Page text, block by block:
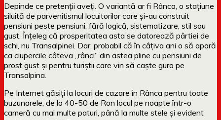
Depinde ce pretenții aveți. O variantă ar fi Rânca, o stațiune
siluită de parvenitismul locuitorilor care și-au construit
pensiuni peste pensiuni, fără logică, sistematizare, stil sau
gust. Înțeleg că prosperitatea asta se datorează pârtiei de
schi, nu Transalpinei. Dar, probabil că în câțiva ani o să apară
ca ciupercile câteva „rânci” din astea pline cu pensiuni de
prost gust și pentru turiștii care vin să caște gura pe
Transalpina.
Pe Internet găsiți la locuri de cazare în Rânca pentru toate
buzunarele, de la 40-50 de Ron locul pe noapte într-o
cameră cu mai multe paturi, până la multe stele și evident